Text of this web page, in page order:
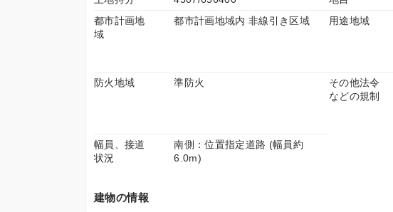
都市計画地
域
都市計画地域内 非線引き区域 用途地域
防火地域
準防火
その他法令
などの規制
幅員、接道
状況
南側：位置指定道路 (幅員約
6.0m)
建物の情報